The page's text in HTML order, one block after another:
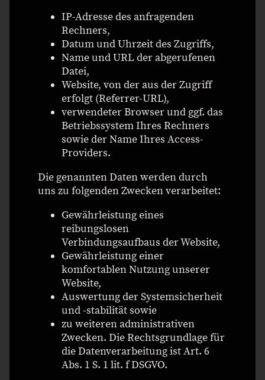
IP-Adresse des anfragenden
Rechners,
Datum und Uhrzeit des Zugriffs,
Name und URL der abgerufenen
Datei,
Website, von der aus der Zugriff
erfolgt (Referrer-URL),
verwendeter Browser und ggf. das
Betriebssystem Ihres Rechners
sowie der Name Ihres Access-
Providers.
Die genannten Daten werden durch
uns zu folgenden Zwecken verarbeitet:
Gewährleistung eines
reibungslosen
Verbindungsaufbaus der Website,
Gewährleistung einer
komfortablen Nutzung unserer
Website,
Auswertung der Systemsicherheit
und -stabilität sowie
zu weiteren administrativen
Zwecken. Die Rechtsgrundlage für
die Datenverarbeitung ist Art. 6
Abs. 1 S. 1 lit. f DSGVO.